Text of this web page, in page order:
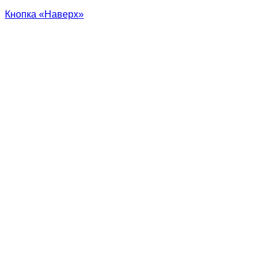
Кнопка «Наверх»